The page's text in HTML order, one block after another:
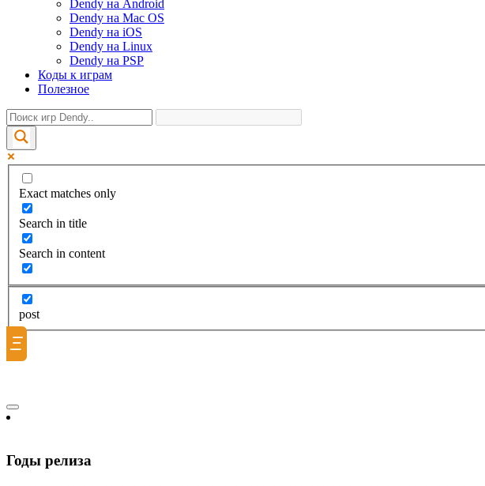
Dendy на Android
Dendy на Mac OS
Dendy на iOS
Dendy на Linux
Dendy на PSP
Коды к играм
Полезное
Exact matches only
Search in title
Search in content
post
Ξ
Годы релиза